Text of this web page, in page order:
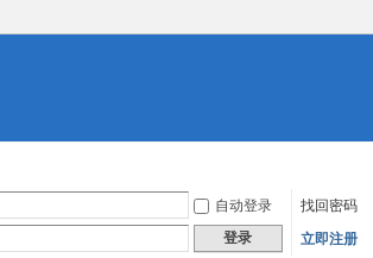
自动登录
找回密码
登录 立即注册